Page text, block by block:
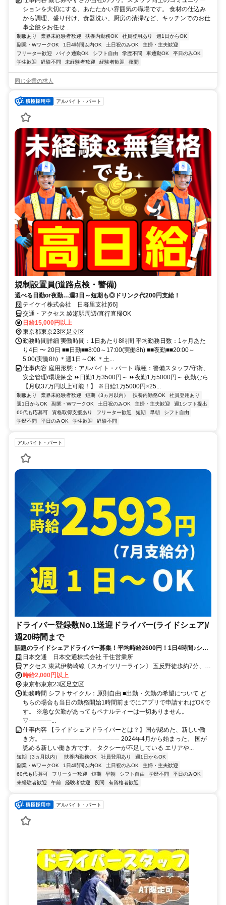
ションを大切にする、あたたかい雰囲気の職場です。 食材の仕込み
から調理、盛り付け、食器洗い、厨房の清掃など、キッチンでのお仕
事全般をお任せ...
制服あり 業界未経験者歓迎 扶養内勤務OK 社員登用あり
週1日からOK
副業・WワークOK
1日4時間以内OK 土日祝のみOK
主婦・主夫歓迎
フリーター歓迎
バイク通勤OK シフト自由 学歴不問 車通勤OK
平日のみOK
学生歓迎
経験不問 未経験者歓迎 経験者歓迎 夜間
同じ企業の求人
アルバイト・パート
規制設置員(道路点検・警備)
選べる日勤or夜勤…週3日～短期も◎ドリンク代200円支給！
テイケイ株式会社 日暮里支社[66]
交通・アクセス 綾瀬駅周辺/直行直帰OK
日給15,000円以上
東京都東京23区足立区
勤務時間詳細 実働時間：1日あたり8時間 平均勤務日数：1ヶ月あた
り4日 〜 20日 ■■日勤■■8:00～17:00(実働8h) ■■夜勤■■20:00～
5:00(実働8h) ＊週1日～OK ＊土...
仕事内容 雇用形態：アルバイト・パート 職種：警備スタッフ/守衛、
安全管理/環境保全 ⏩日勤1万3500円～ ⏩夜勤1万5000円～ 夜勤なら
【月収37万円以上可能！】 ※日給1万5000円×25...
制服あり 業界未経験者歓迎 短期（3ヵ月以内） 扶養内勤務OK
社員登用あり
週1日からOK
副業・WワークOK 土日祝のみOK 主婦・主夫歓迎
週1シフト提出
60代も応募可
資格取得支援あり フリーター歓迎 短期 早朝
シフト自由
学歴不問
平日のみOK 学生歓迎 経験不問
アルバイト・パート
ドライバー登録数No.1送迎ドライバー(ライドシェア)/
週20時間まで
話題のライドシェアドライバー募集！平均時給2600円！1日4時間♪シフ
トはアプリで申請！平日のみ可
日本交通 日本交通株式会社 千住営業所
アクセス 東武伊勢崎線〔スカイツリーライン〕 五反野徒歩約7分、東
武伊勢崎線〔スカイツリーライン〕 小菅徒歩約9分、東京メトロ千代
田線 綾瀬西口徒歩約15分
時給2,000円以上
東京都東京23区足立区
勤務時間 シフトサイクル：原則自由 ■出勤・欠勤の希望について ど
ちらの場合も当日の勤務開始1時間前までにアプリで申請すればOKで
す。 ※急な欠勤があってもペナルティーは一切ありません。
▽─────...
仕事内容 【ライドシェアドライバーとは？】国が認めた、新しい働
き方。 ───────────────── 2024年4月から始まった、 国が
認める新しい働き方です。 タクシーが不足している エリアや...
短期（3ヵ月以内） 扶養内勤務OK 社員登用あり
週1日からOK
副業・WワークOK
1日4時間以内OK 土日祝のみOK
主婦・主夫歓迎
60代も応募可
フリーター歓迎 短期 早朝 シフト自由 学歴不問
平日のみOK
未経験者歓迎
午前 経験者歓迎 夜間 有資格者歓迎
アルバイト・パート